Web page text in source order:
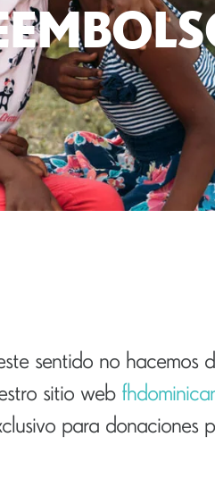
sentido no hacemos
sitio web
para donaciones